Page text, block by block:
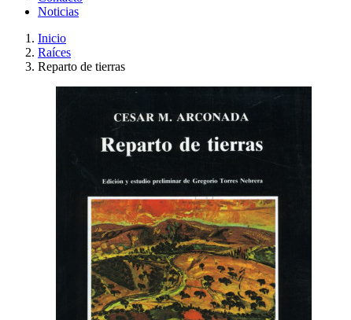
Noticias
Inicio
Raíces
Reparto de tierras